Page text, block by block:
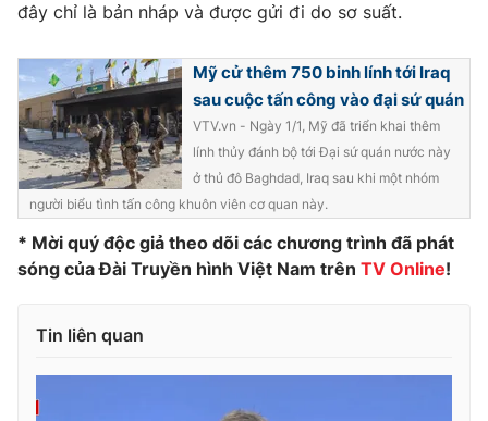
VTV Money VTV Thể thao
VTV Sức khoẻ Bất động sản
Thị trường 24h Tấm lòng Việt
VTV4 Vươn mình bằng AI
VTV9
Liên hệ tòa soạn English
đây chỉ là bản nháp và được gửi đi do sơ suất.
Mỹ cử thêm 750 binh lính tới Iraq
sau cuộc tấn công vào đại sứ quán
VTV.vn - Ngày 1/1, Mỹ đã triển khai thêm
lính thủy đánh bộ tới Đại sứ quán nước này
ở thủ đô Baghdad, Iraq sau khi một nhóm
người biểu tình tấn công khuôn viên cơ quan này.
* Mời quý độc giả theo dõi các chương trình đã phát
sóng của Đài Truyền hình Việt Nam trên TV Online!
Tin liên quan